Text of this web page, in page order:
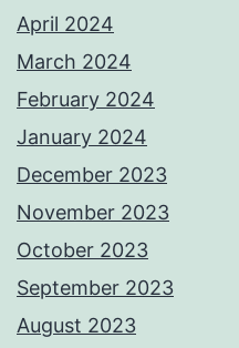
April 2024
March 2024
February 2024
January 2024
December 2023
November 2023
October 2023
September 2023
August 2023